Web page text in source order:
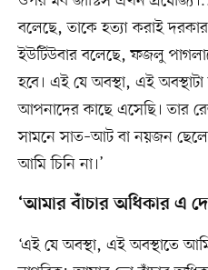
বলেছে, তাকে হত্যা করাই
ইউটিউবার বলেছে, ফজলু
হবে। এই যে অবস্থা, এই
আপনাদের কাছে এসেছি। তার
সামনে সাত–আট বা নয়জন
আমি চিনি না।’
‘আমার বাঁচার অধিকার এ
‘এই যে অবস্থা, এই অবস্থাতে